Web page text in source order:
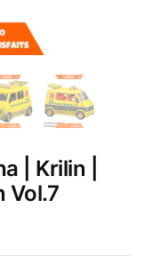
| Krilin |
Vol.7